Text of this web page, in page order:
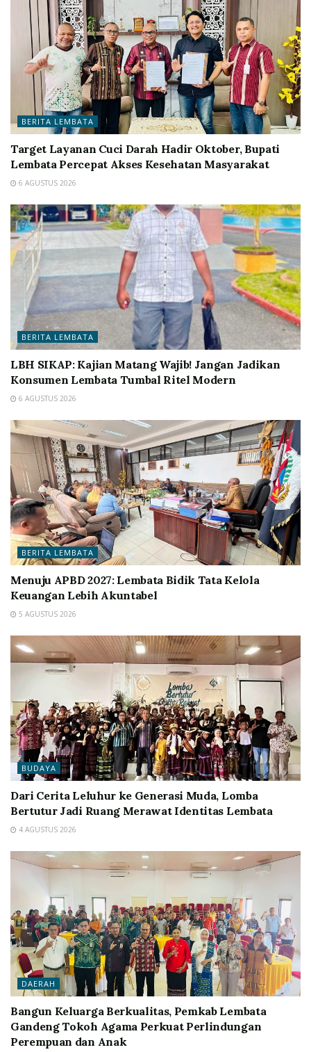
BERITA LEMBATA
Target Layanan Cuci Darah Hadir Oktober, Bupati
Lembata Percepat Akses Kesehatan Masyarakat
6 AGUSTUS 2026
BERITA LEMBATA
LBH SIKAP: Kajian Matang Wajib! Jangan Jadikan
Konsumen Lembata Tumbal Ritel Modern
6 AGUSTUS 2026
BERITA LEMBATA
Menuju APBD 2027: Lembata Bidik Tata Kelola
Keuangan Lebih Akuntabel
5 AGUSTUS 2026
BUDAYA
Dari Cerita Leluhur ke Generasi Muda, Lomba
Bertutur Jadi Ruang Merawat Identitas Lembata
4 AGUSTUS 2026
DAERAH
Bangun Keluarga Berkualitas, Pemkab Lembata
Gandeng Tokoh Agama Perkuat Perlindungan
Perempuan dan Anak